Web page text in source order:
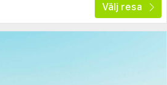
Välj resa